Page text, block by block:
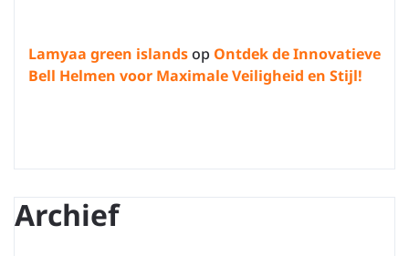
Lamyaa green islandsop Ontdek de Innovatieve
Bell Helmen voor Maximale Veiligheid en Stijl!
Archief